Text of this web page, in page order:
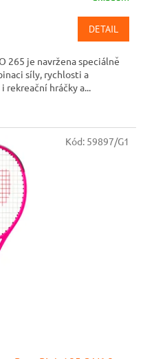
DETAIL
265 je navržena speciálně
síly, rychlosti a
rekreační hráčky a...
Kód: 59897/G1